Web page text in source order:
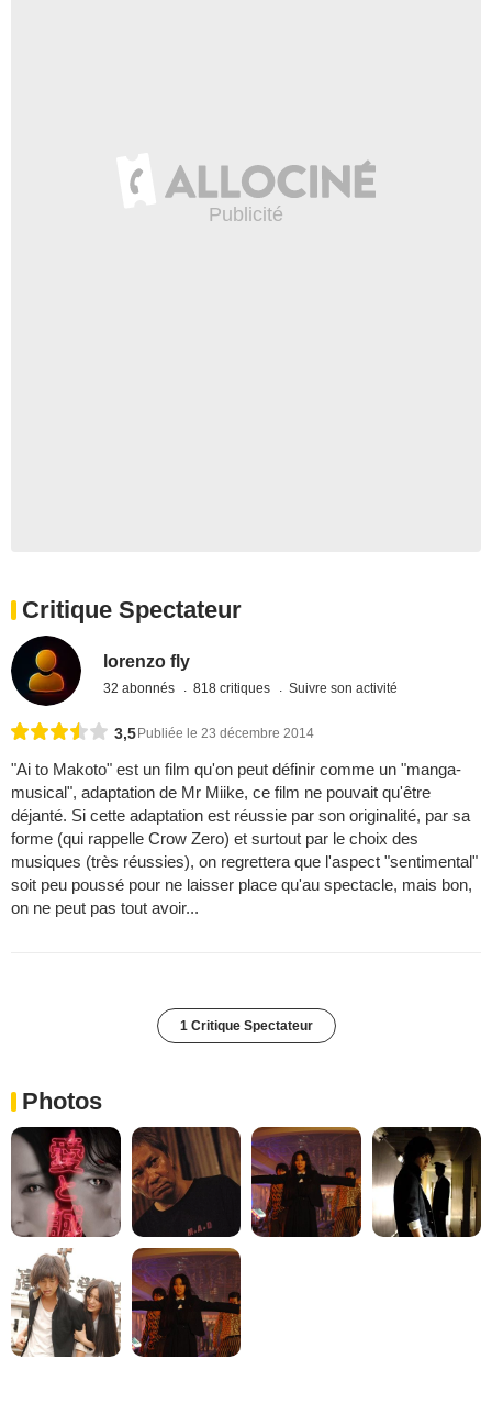
Critique Spectateur
lorenzo fly
32 abonnés 818 critiques Suivre son activité
3,5 Publiée le 23 décembre 2014
"Ai to Makoto" est un film qu'on peut définir comme un "manga-
musical", adaptation de Mr Miike, ce film ne pouvait qu'être
déjanté. Si cette adaptation est réussie par son originalité, par sa
forme (qui rappelle Crow Zero) et surtout par le choix des
musiques (très réussies), on regrettera que l'aspect "sentimental"
soit peu poussé pour ne laisser place qu'au spectacle, mais bon,
on ne peut pas tout avoir...
1 Critique Spectateur
Photos